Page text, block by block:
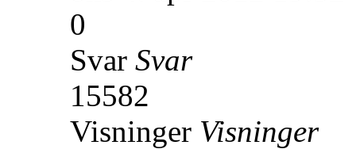
0
Svar Svar
15582
Visninger Visninger